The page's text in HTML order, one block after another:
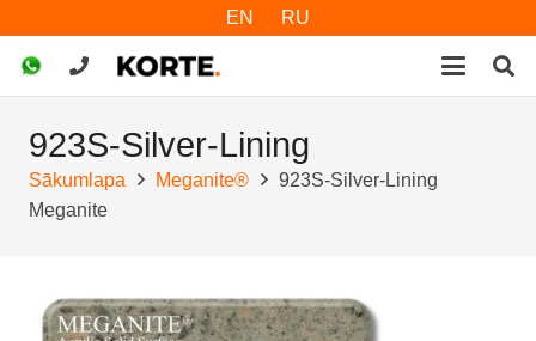
EN RU
923S-Silver-Lining
Sākumlapa Meganite®
923S-Silver-Lining
Meganite